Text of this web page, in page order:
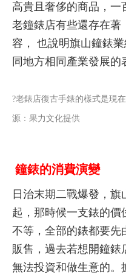
高貴且奢侈的商品，一
老鐘錶店有些還存在著
容， 也說明旗山鐘錶
同地方相同產業發展的
?老錶店復古手錶的樣式是現
源：果力文化提供
鐘錶的消費演變
日治末期二戰爆發，
起，那時候一支錶的價
不等，全部的錶都要先
販售，過去若想開鐘錶
無法投資和做生意的。